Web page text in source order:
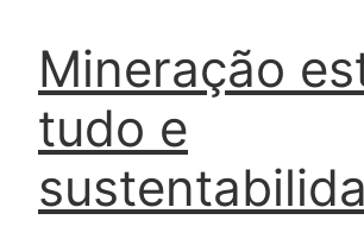
Mineração
tudo e